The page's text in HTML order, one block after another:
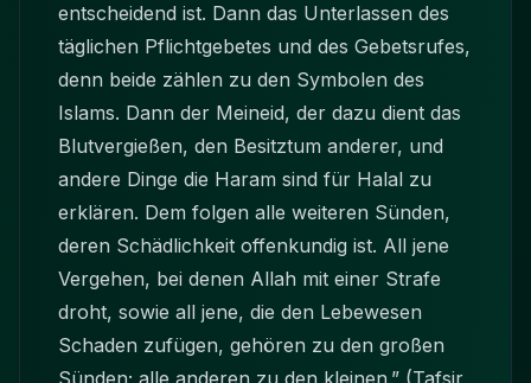
entscheidend ist. Dann das Unterlassen des
täglichen Pflichtgebetes und des Gebetsrufes,
denn beide zählen zu den Symbolen des
Islams. Dann der Meineid, der dazu dient das
Blutvergießen, den Besitztum anderer, und
andere Dinge die Haram sind für Halal zu
erklären. Dem folgen alle weiteren Sünden,
deren Schädlichkeit offenkundig ist. All jene
Vergehen, bei denen Allah mit einer Strafe
droht, sowie all jene, die den Lebewesen
Schaden zufügen, gehören zu den großen